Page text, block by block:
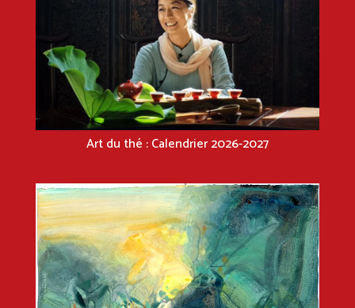
Art du thé : Calendrier 2026-2027